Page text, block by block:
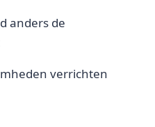
anders de
verrichten